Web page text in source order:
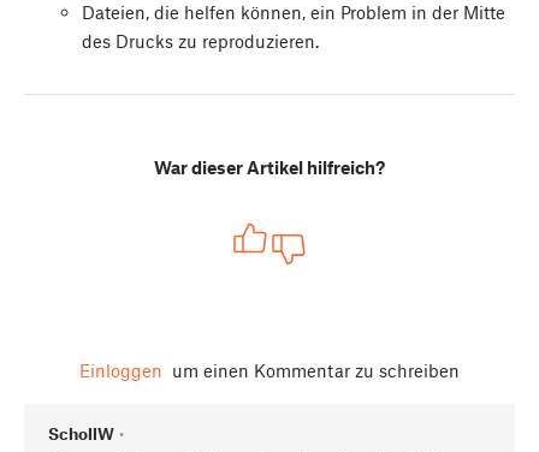
Dateien, die helfen können, ein Problem in der Mitte
des Drucks zu reproduzieren.
War dieser Artikel hilfreich?
Einloggen um einen Kommentar zu schreiben
SchollW •